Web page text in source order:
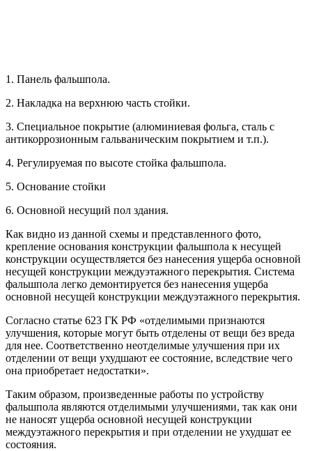
1. Панель фальшпола.
2. Накладка на верхнюю часть стойки.
3. Специальное покрытие (алюминиевая фольга, сталь с
антикоррозионным гальваническим покрытием и т.п.).
4. Регулируемая по высоте стойка фальшпола.
5. Основание стойки
6. Основной несущий пол здания.
Как видно из данной схемы и представленного фото,
крепление основания конструкции фальшпола к несущей
конструкции осуществляется без нанесения ущерба основной
несущей конструкции междуэтажного перекрытия. Система
фальшпола легко демонтируется без нанесения ущерба
основной несущей конструкции междуэтажного перекрытия.
Согласно статье 623 ГК РФ «отделимыми признаются
улучшения, которые могут быть отделены от вещи без вреда
для нее. Соответственно неотделимые улучшения при их
отделении от вещи ухудшают ее состояние, вследствие чего
она приобретает недостатки».
Таким образом, произведенные работы по устройству
фальшпола являются отделимыми улучшениями, так как они
не наносят ущерба основной несущей конструкции
междуэтажного перекрытия и при отделении не ухудшат ее
состояния.